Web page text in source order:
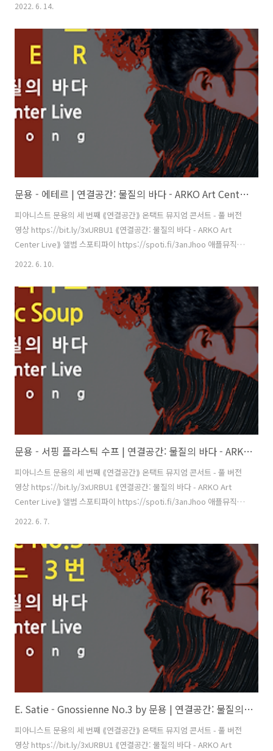
STUDIO2F 음향 곽동준 K SOUND 촬영 유영균, 서두리 촬영보조 임오
성, 최인성 영상 재편집 문용(moonyong) [ 전시 ] 아르코미술관 ⟪횡단
하는 물질의 세계⟫ 𝓝𝓸𝓽𝓱𝓲𝓷𝓰 𝙈𝙖𝙠𝙚𝙨 𝐼𝑡𝑠𝑒𝑙𝑓 2021. 9.17 - 12.12 [ 공연
협력 ] 큐레이터 차승주 코디네이터 이시재 인턴 ..
2022. 6. 14.
문용 - 에테르 | 연결공간: 물질의 바다 - ARKO Art Center Live(2021) 4K MV
피아니스트 문용의 세 번째 ⟪연결공간⟫ 온택트 뮤지엄 콘서트 - 풀 버전
영상 https://bit.ly/3xURBU1 ⟪연결공간: 물질의 바다 - ARKO Art
Center Live⟫ 앨범 스포티파이 https://spoti.fi/3anJhoo 애플뮤직
STUDIO2F 음향 곽동준 K SOUND 촬영 유영균, 서두리 촬영보조 임오
성, 최인성 영상 재편집 문용(moonyong) [ 전시 ] 아르코미술관 ⟪횡단
하는 물질의 세계⟫ 𝓝𝓸𝓽𝓱𝓲𝓷𝓰 𝙈𝙖𝙠𝙚𝙨 𝐼𝑡𝑠𝑒𝑙𝑓 2021. 9.17 - 12.12 [ 공연
협력 ] 큐레이터 차승주 코디네이터 이시재 인턴 ..
2022. 6. 10.
문용 - 서핑 플라스틱 수프 | 연결공간: 물질의 바다 - ARKO Art Center Live(2021) 4K MV
피아니스트 문용의 세 번째 ⟪연결공간⟫ 온택트 뮤지엄 콘서트 - 풀 버전
영상 https://bit.ly/3xURBU1 ⟪연결공간: 물질의 바다 - ARKO Art
Center Live⟫ 앨범 스포티파이 https://spoti.fi/3anJhoo 애플뮤직
https://apple.co/38KdE7W 작곡・편곡・연주 문용(moonyong) 기
STUDIO2F 음향 곽동준 K SOUND 촬영 유영균, 서두리 촬영보조 임오
성, 최인성 영상 재편집 문용(moonyong) [ 전시 ] 아르코미술관 ⟪횡단
하는 물질의 세계⟫ 𝓝𝓸𝓽𝓱𝓲𝓷𝓰 𝙈𝙖𝙠𝙚𝙨 𝐼𝑡𝑠𝑒𝑙𝑓 2021. 9.17 - 12.12 [ 공연
협력 ] 큐레이터 차승주 코디네이터 이시재 인턴 ..
2022. 6. 7.
E. Satie - Gnossienne No.3 by 문용 | 연결공간: 물질의 바다 - ARKO Art Center Live(2021) 4K MV
피아니스트 문용의 세 번째 ⟪연결공간⟫ 온택트 뮤지엄 콘서트 - 풀 버전
영상 https://bit.ly/3xURBU1 ⟪연결공간: 물질의 바다 - ARKO Art